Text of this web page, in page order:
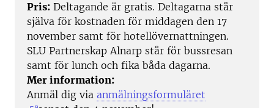
Pris: Deltagande är gratis. Deltagarna står
själva för kostnaden för middagen den 17
november samt för hotellövernattningen.
SLU Partnerskap Alnarp står för bussresan
samt för lunch och fika båda dagarna.
Mer information:
Anmäl dig via anmälningsformuläret